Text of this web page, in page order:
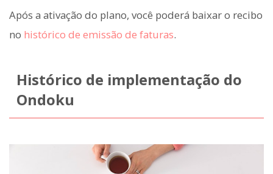
Após a ativação do plano, você poderá baixar o recibo
no histórico de emissão de faturas.
Histórico de implementação do
Ondoku